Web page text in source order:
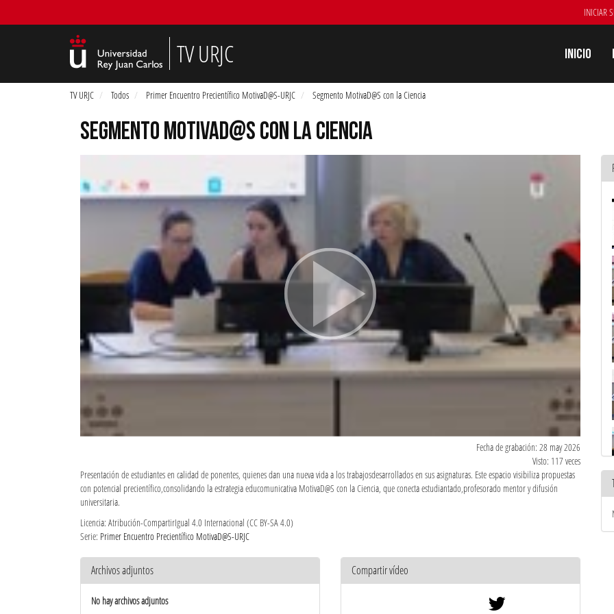
INICIAR
TV URJC Inicio
TV URJC Todos Primer Encuentro Precientífico MotivaD@S-URJC Segmento MotivaD@S con la Ciencia
SEGMENTO MOTIVAD@S CON LA CIENCIA
Fecha de grabación: 28 may 2026
Visto: 117 veces
Presentación de estudiantes en calidad de ponentes, quienes dan una nueva vida a los trabajosdesarrollados en sus asignaturas. Este espacio visibiliza propuestas
con potencial precientífico,consolidando la estrategia educomunicativa MotivaD@S con la Ciencia, que conecta estudiantado,profesorado mentor y difusión
universitaria.
Licencia: Atribución-CompartirIgual 4.0 Internacional (CC BY-SA 4.0)
Serie: Primer Encuentro Precientífico MotivaD@S-URJC
Archivos adjuntos
No hay archivos adjuntos
Compartir vídeo